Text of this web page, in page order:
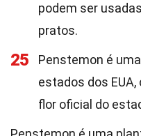
podem ser
pratos.
25
Penstemon é
estados dos EUA,
flor oficial do